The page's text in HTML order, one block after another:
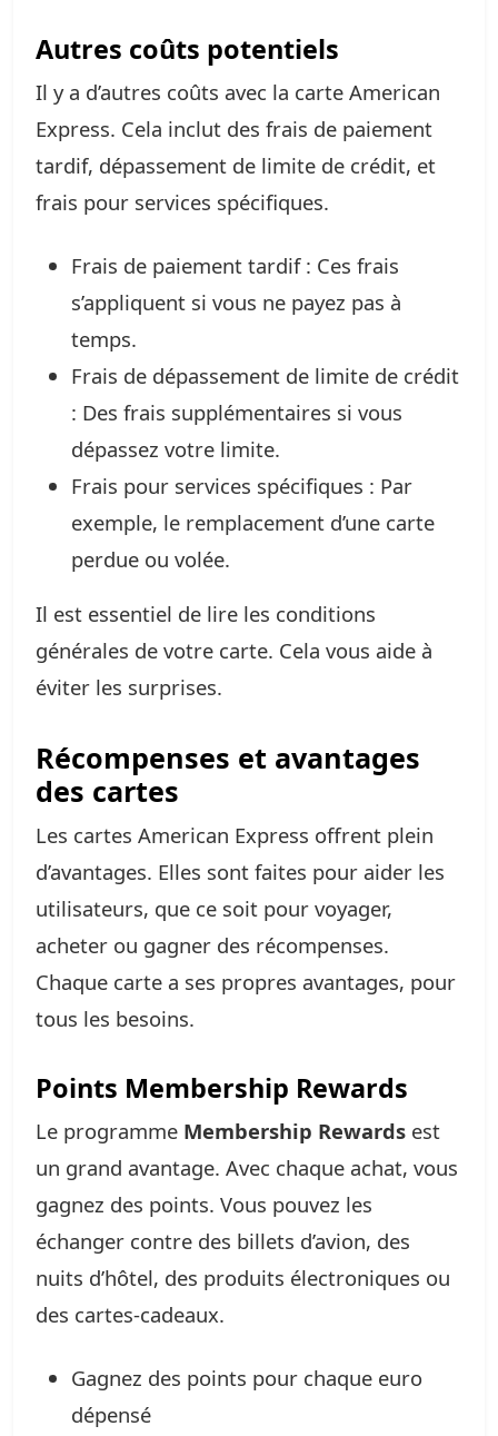
Autres coûts potentiels
Il y a d’autres coûts avec la carte American
Express. Cela inclut des frais de paiement
tardif, dépassement de limite de crédit, et
frais pour services spécifiques.
Frais de paiement tardif : Ces frais
s’appliquent si vous ne payez pas à
temps.
Frais de dépassement de limite de crédit
: Des frais supplémentaires si vous
dépassez votre limite.
Frais pour services spécifiques : Par
exemple, le remplacement d’une carte
perdue ou volée.
Il est essentiel de lire les conditions
générales de votre carte. Cela vous aide à
éviter les surprises.
Récompenses et avantages
des cartes
Les cartes American Express offrent plein
d’avantages. Elles sont faites pour aider les
utilisateurs, que ce soit pour voyager,
acheter ou gagner des récompenses.
Chaque carte a ses propres avantages, pour
tous les besoins.
Points Membership Rewards
Le programme Membership Rewards est
un grand avantage. Avec chaque achat, vous
gagnez des points. Vous pouvez les
échanger contre des billets d’avion, des
nuits d’hôtel, des produits électroniques ou
des cartes-cadeaux.
Gagnez des points pour chaque euro
dépensé